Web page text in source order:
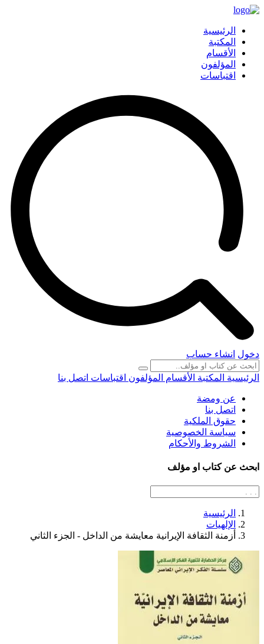
الرئيسية
المكتبة
الأقسام
المؤلفون
اقتباسات
دخول انشاء حساب
الرئيسية المكتبة الأقسام المؤلفون اقتباسات اتصل بنا
عن ومضة
اتصل بنا
حقوق الملكية
سياسة الخصوصية
الشروط والأحكام
ابحث عن كتاب او مؤلف
الرئيسية
الإلهيات
أزمنة الثقافة الإيرانية معايشة من الداخل - الجزء الثاني